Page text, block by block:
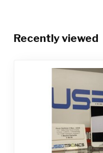
Recently viewed